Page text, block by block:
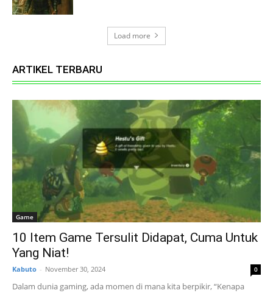
Load more
ARTIKEL TERBARU
Game
10 Item Game Tersulit Didapat, Cuma Untuk
Yang Niat!
Kabuto - November 30, 2024 0
Dalam dunia gaming, ada momen di mana kita berpikir, “Kenapa